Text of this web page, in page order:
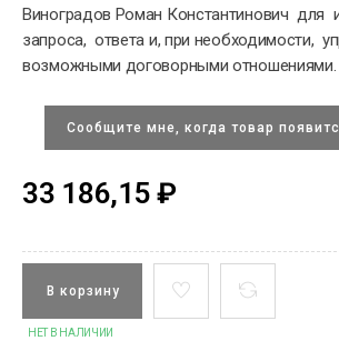
Виноградов Роман Константинович для
запроса, ответа и, при необходимости,
возможными договорными отношениями.
Сообщите мне, когда товар
33 186,15 ₽
В корзину
НЕТ В НАЛИЧИИ